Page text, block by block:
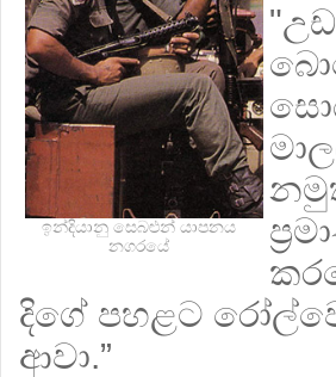
ඉන්දියානු සෙබළුන් යාපනය
නගරයේ
දිගේ පහළට
ආවා.”